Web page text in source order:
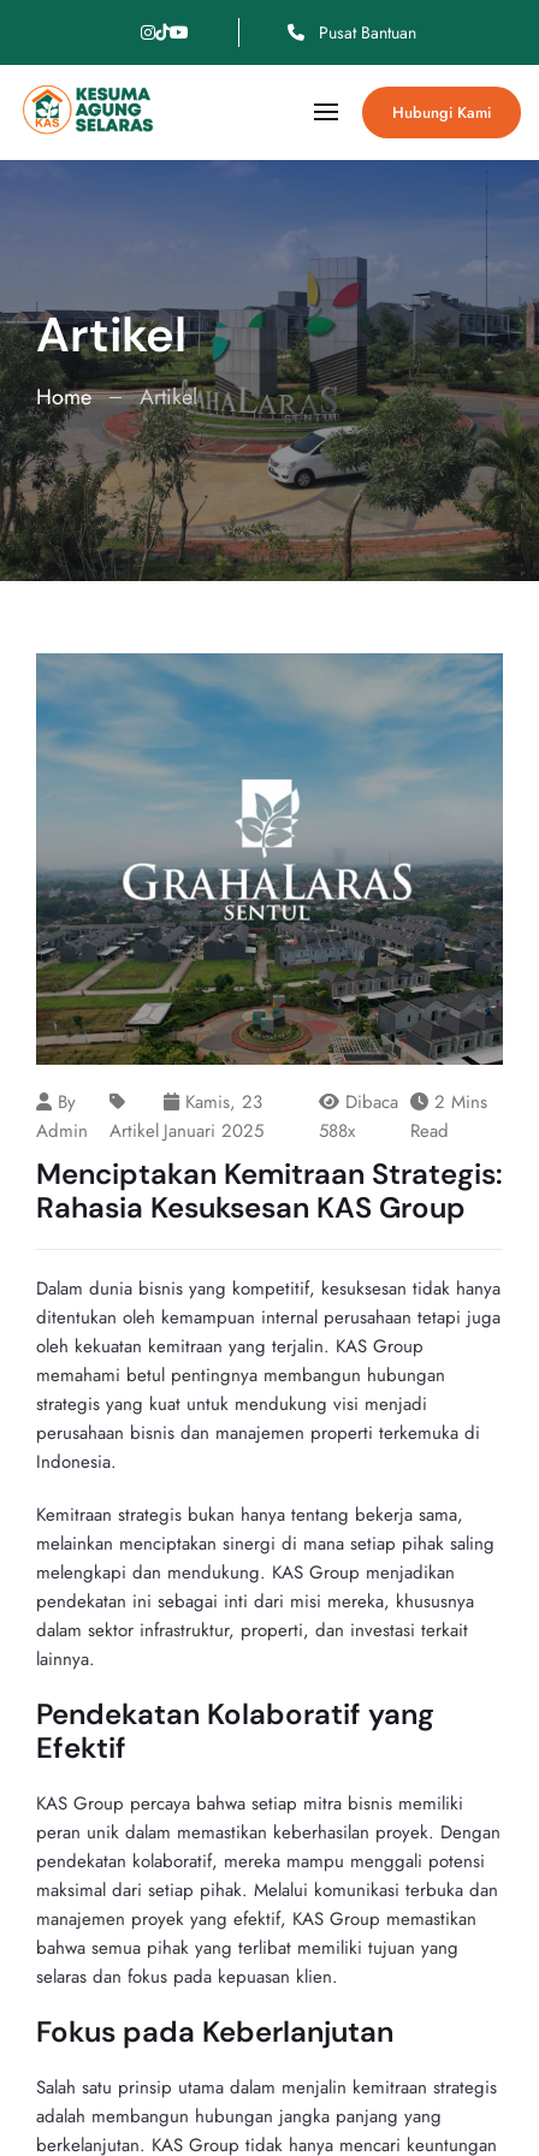
Pusat Bantuan
Hubungi Kami
Artikel
Home Artikel
By
Admin
Artikel
Kamis, 23
Januari 2025
Dibaca
588x
2 Mins
Read
Menciptakan Kemitraan Strategis:
Rahasia Kesuksesan KAS Group
Dalam dunia bisnis yang kompetitif, kesuksesan tidak hanya
ditentukan oleh kemampuan internal perusahaan tetapi juga
oleh kekuatan kemitraan yang terjalin. KAS Group
memahami betul pentingnya membangun hubungan
strategis yang kuat untuk mendukung visi menjadi
perusahaan bisnis dan manajemen properti terkemuka di
Indonesia.
Kemitraan strategis bukan hanya tentang bekerja sama,
melainkan menciptakan sinergi di mana setiap pihak saling
melengkapi dan mendukung. KAS Group menjadikan
pendekatan ini sebagai inti dari misi mereka, khususnya
dalam sektor infrastruktur, properti, dan investasi terkait
lainnya.
Pendekatan Kolaboratif yang
Efektif
KAS Group percaya bahwa setiap mitra bisnis memiliki
peran unik dalam memastikan keberhasilan proyek. Dengan
pendekatan kolaboratif, mereka mampu menggali potensi
maksimal dari setiap pihak. Melalui komunikasi terbuka dan
manajemen proyek yang efektif, KAS Group memastikan
bahwa semua pihak yang terlibat memiliki tujuan yang
selaras dan fokus pada kepuasan klien.
Fokus pada Keberlanjutan
Salah satu prinsip utama dalam menjalin kemitraan strategis
adalah membangun hubungan jangka panjang yang
berkelanjutan. KAS Group tidak hanya mencari keuntungan